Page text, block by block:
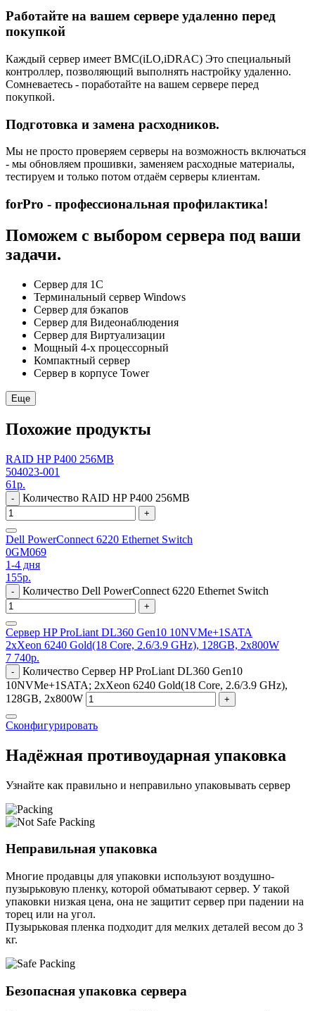
Работайте на вашем сервере удаленно перед
покупкой
Каждый сервер имеет BMC(iLO,iDRAC) Это специальный
контроллер, позволяющий выполнять настройку удаленно.
Сомневаетесь - поработайте на вашем сервере перед
покупкой.
Подготовка и замена расходников.
Мы не просто проверяем серверы на возможность включаться
- мы обновляем прошивки, заменяем расходные материалы,
тестируем и только потом отдаём серверы клиентам.
forPro - профессиональная профилактика!
Поможем с выбором сервера под ваши
задачи.
Сервер для 1С
Терминальный сервер Windows
Сервер для бэкапов
Сервер для Видеонаблюдения
Сервер для Виртуализации
Мощный 4-х процессорный
Компактный сервер
Сервер в корпусе Tower
Еще
Похожие продукты
RAID HP P400 256MB
504023-001
61р.
- Количество RAID HP P400 256MB
+
Dell PowerConnect 6220 Ethernet Switch
0GM069
1-4 дня
155р.
- Количество Dell PowerConnect 6220 Ethernet Switch
+
Сервер HP ProLiant DL360 Gen10 10NVMe+1SATA
2xXeon 6240 Gold(18 Core, 2.6/3.9 GHz), 128GB, 2x800W
7 740р.
-
Количество Сервер HP ProLiant DL360 Gen10
10NVMe+1SATA; 2xXeon 6240 Gold(18 Core, 2.6/3.9 GHz),
128GB, 2x800W
+
Сконфигурировать
Надёжная противоударная упаковка
Узнайте как правильно и неправильно упаковывать сервер
Неправильная упаковка
Многие продавцы для упаковки используют воздушно-
пузырьковую пленку, которой обматывают сервер. У такой
упаковки низкая цена, она не защитит сервер при падении на
торец или на угол.
Пузырьковая пленка подходит для мелких деталей весом до 3
кг.
Безопасная упаковка сервера